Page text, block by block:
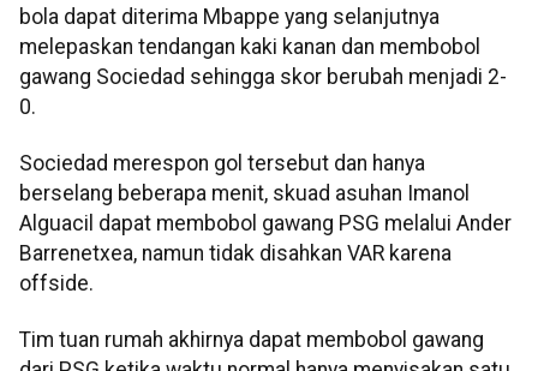
bola dapat diterima Mbappe yang selanjutnya
melepaskan tendangan kaki kanan dan membobol
gawang Sociedad sehingga skor berubah menjadi 2-
0.
Sociedad merespon gol tersebut dan hanya
berselang beberapa menit, skuad asuhan Imanol
Alguacil dapat membobol gawang PSG melalui Ander
Barrenetxea, namun tidak disahkan VAR karena
offside.
Tim tuan rumah akhirnya dapat membobol gawang